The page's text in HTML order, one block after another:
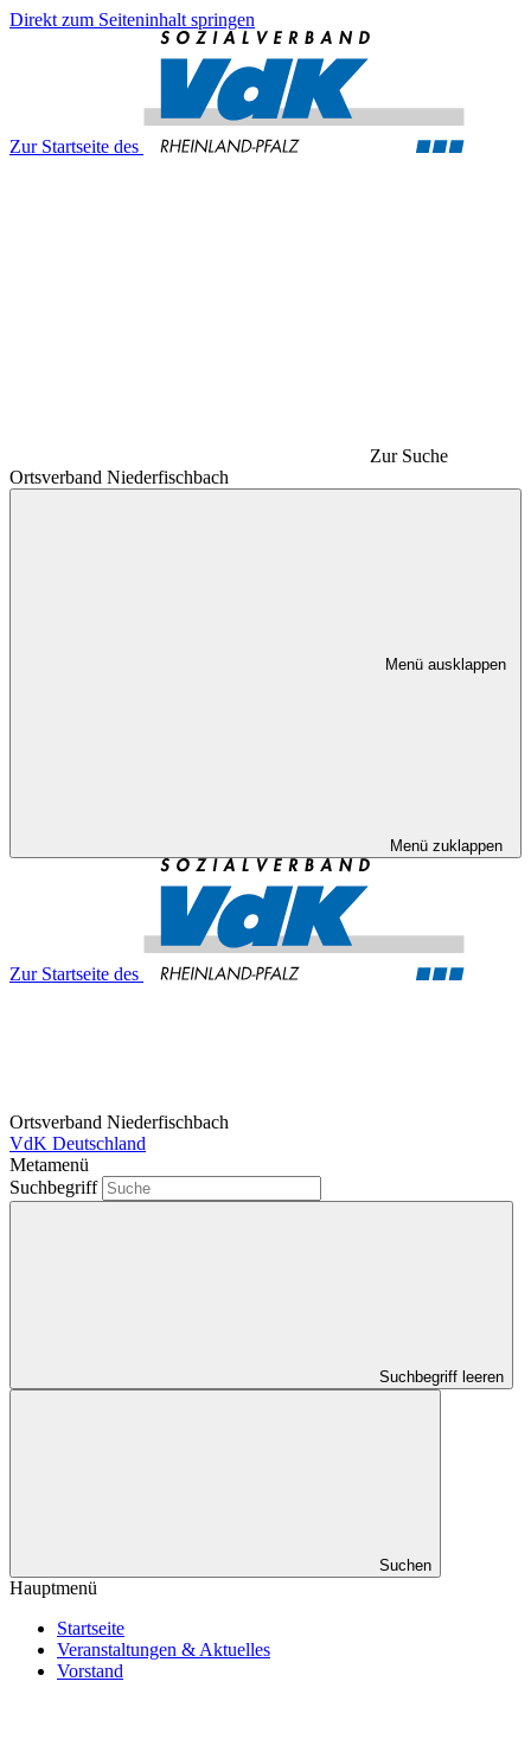
Direkt zum Seiteninhalt springen
Zur Startseite des
Zur Suche
Ortsverband Niederfischbach
Menü ausklappen
Menü zuklappen
Zur Startseite des
Ortsverband Niederfischbach
VdK Deutschland
Metamenü
Suchbegriff
Suchbegriff leeren
Suchen
Hauptmenü
Startseite
Veranstaltungen & Aktuelles
Vorstand